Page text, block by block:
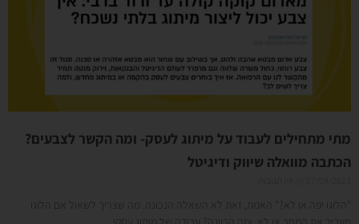
מתי מתחילים לעבוד על מיתוג לעסק- ומה הקשר לצבעים?
הכתבה מוואלה שיווק ודיגיטל
"הלוגו יפה או לא?" האמת, זאת לא השאלה הנכונה. מה שצריך לשאול אם הלוגו